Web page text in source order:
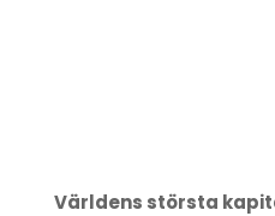
Världens största